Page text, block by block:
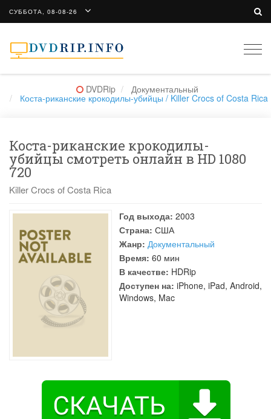
СУББОТА, 08-08-26
DVDRip Документальный
Коста-риканские крокодилы-убийцы / Killer Crocs of Costa Rica
Коста-риканские крокодилы-
убийцы смотреть онлайн в HD 1080
720
Killer Crocs of Costa Rica
Год выхода: 2003
Страна: США
Жанр: Документальный
Время: 60 мин
В качестве: HDRip
Доступен на: iPhone, iPad, Android,
Windows, Mac